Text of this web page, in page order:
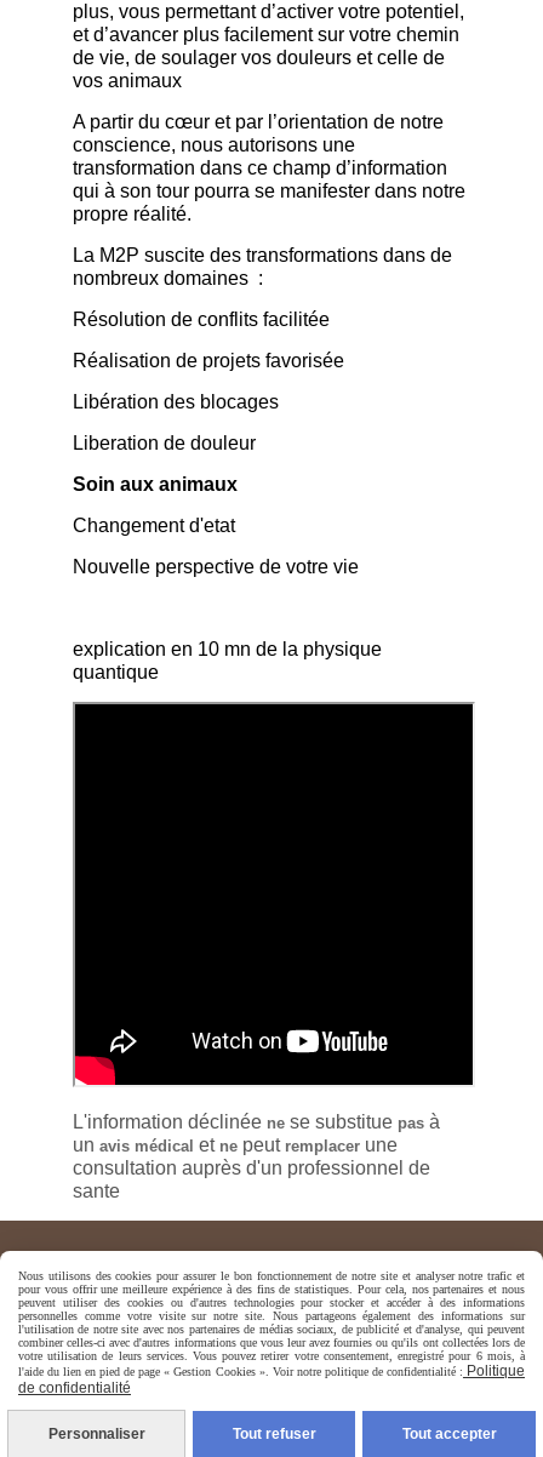
plus, vous permettant d’activer votre potentiel,
et d’avancer plus facilement sur votre chemin
de vie, de soulager vos douleurs et celle de
vos animaux
A partir du cœur et par l’orientation de notre
conscience, nous autorisons une
transformation dans ce champ d’information
qui à son tour pourra se manifester dans notre
propre réalité.
La M2P suscite des transformations dans de
nombreux domaines :
Résolution de conflits facilitée
Réalisation de projets favorisée
Libération des blocages
Liberation de douleur
Soin aux animaux
Changement d'etat
Nouvelle perspective de votre vie
explication en 10 mn de la physique
quantique
L'information déclinée ne se substitue pas à
un avis médical et ne peut remplacer une
consultation auprès d'un professionnel de
sante
Mon Compte
Nous utilisons des cookies pour assurer le bon fonctionnement de notre site et analyser notre trafic et
pour vous offrir une meilleure expérience à des fins de statistiques. Pour cela, nos partenaires et nous
peuvent utiliser des cookies ou d'autres technologies pour stocker et accéder à des informations
personnelles comme votre visite sur notre site. Nous partageons également des informations sur
l'utilisation de notre site avec nos partenaires de médias sociaux, de publicité et d'analyse, qui peuvent
combiner celles-ci avec d'autres informations que vous leur avez fournies ou qu'ils ont collectées lors de
votre utilisation de leurs services. Vous pouvez retirer votre consentement, enregistré pour 6 mois, à
l'aide du lien en pied de page « Gestion Cookies ». Voir notre politique de confidentialité : Politique
de confidentialité
Personnaliser Tout refuser Tout accepter